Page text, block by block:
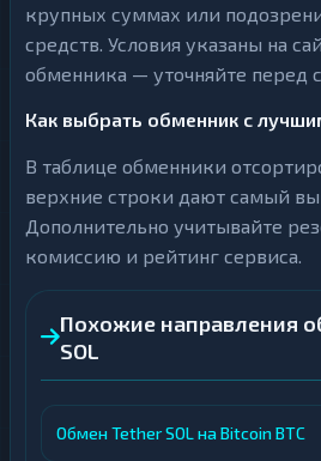
крупных суммах или
средств. Условия указаны на
обменника — уточняйте перед
Как выбрать обменник с
В таблице обменники
верхние строки дают самый
Дополнительно учитывайте
комиссию и рейтинг сервиса.
Похожие направления
SOL
Обмен Tether SOL на Bitcoin BTC